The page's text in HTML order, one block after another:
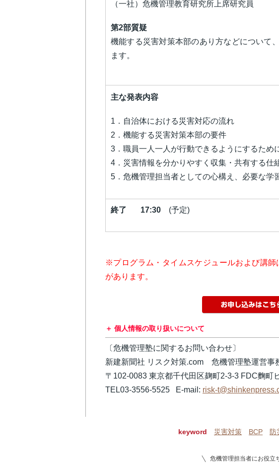
（一社）危機管理教育研究所上席研究員
第2部質疑
機能する災害対策本部のあり方などについて
ます。
主な発表内容
1．自治体における災害対応の流れ
2．機能する災害対策本部の要件
3．職員一人一人が行動できるようにするため
4．災害情報を分かりやすく収集・共有する仕
5．危機管理担当者としての心構え、必要な学
終了 17:30 (予定)
※プログラム・タイムスケジュールおよび講師
があります。
個人情報の取り扱いについて
〔危機管理塾に関するお問い合わせ〕
新建新聞社 リスク対策.com 危機管理塾運営事
〒102-0083 東京都千代田区麹町2-3-3 FDC麴町
TEL03-3556-5525 E-mail: risk-
keyword 災害対策 BCP 防
危機管理担当者にお役立